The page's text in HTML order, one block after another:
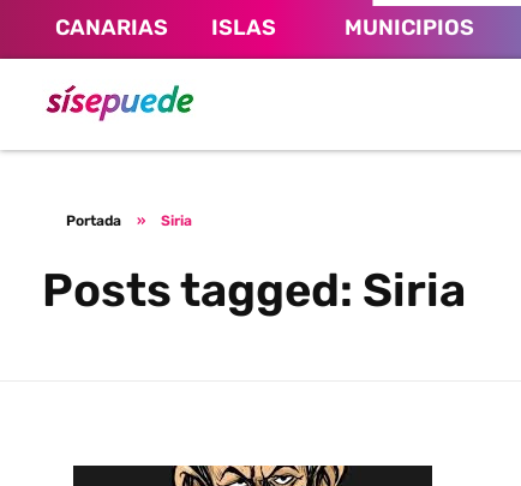
CANARIAS ISLAS MUNICIPIOS
Portada » Siria
Posts tagged: Siria